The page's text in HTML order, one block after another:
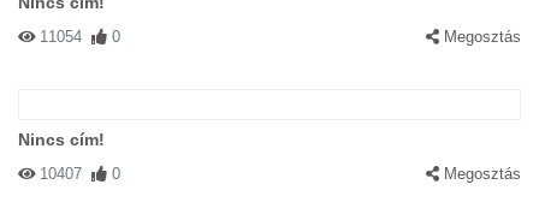
11054 0 Megosztás
Nincs cím!
10407 0 Megosztás